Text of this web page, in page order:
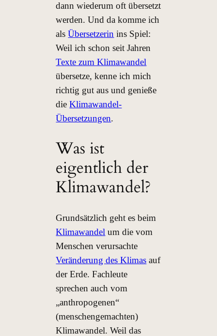
dann wiederum oft übersetzt
werden. Und da komme ich
alsÜbersetzerin ins Spiel:
Weil ich schon seit Jahren
Texte zum Klimawandel
übersetze, kenne ich mich
richtig gut aus und genieße
dieKlimawandel-
Übersetzungen.
Was ist
eigentlich der
Klimawandel?
Grundsätzlich geht es beim
Klimawandel um die vom
Menschen verursachte
Veränderung des Klimas auf
der Erde. Fachleute
sprechen auch vom
„anthropogenen“
(menschengemachten)
Klimawandel. Weil das